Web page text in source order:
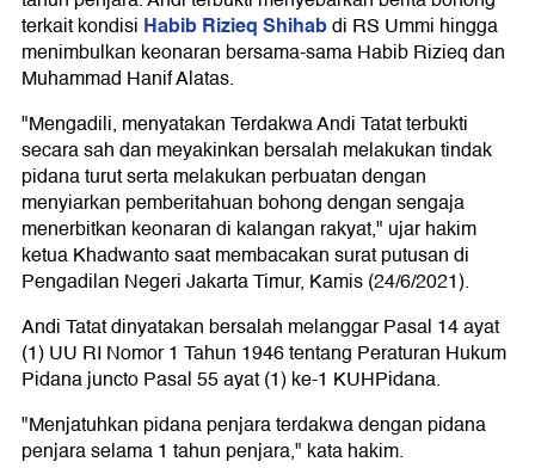
terkait kondisi Habib Rizieq Shihabdi RS Ummi hingga
menimbulkan keonaran bersama-sama Habib Rizieq dan
Muhammad Hanif Alatas.
"Mengadili, menyatakan Terdakwa Andi Tatat terbukti
secara sah dan meyakinkan bersalah melakukan tindak
pidana turut serta melakukan perbuatan dengan
menyiarkan pemberitahuan bohong dengan sengaja
menerbitkan keonaran di kalangan rakyat," ujar hakim
ketua Khadwanto saat membacakan surat putusan di
Pengadilan Negeri Jakarta Timur, Kamis (24/6/2021).
Andi Tatat dinyatakan bersalah melanggar Pasal 14 ayat
(1) UU RI Nomor 1 Tahun 1946 tentang Peraturan Hukum
Pidana juncto Pasal 55 ayat (1) ke-1 KUHPidana.
"Menjatuhkan pidana penjara terdakwa dengan pidana
penjara selama 1 tahun penjara," kata hakim.